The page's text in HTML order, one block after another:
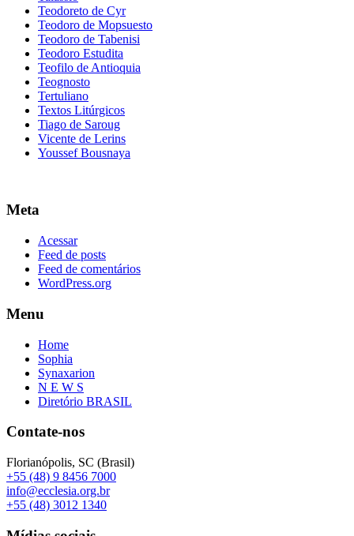
Teodoreto de Cyr
Teodoro de Mopsuesto
Teodoro de Tabenisi
Teodoro Estudita
Teofilo de Antioquia
Teognosto
Tertuliano
Textos Litúrgicos
Tiago de Saroug
Vicente de Lerins
Youssef Bousnaya
Meta
Acessar
Feed de posts
Feed de comentários
WordPress.org
Menu
Home
Sophia
Synaxarion
N E W S
Diretório BRASIL
Contate-nos
Florianópolis, SC (Brasil)
+55 (48) 9 8456 7000
info@ecclesia.org.br
+55 (48) 3012 1340